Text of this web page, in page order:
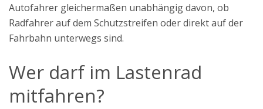
Autofahrer gleichermaßen unabhängig davon, ob
Radfahrer auf dem Schutzstreifen oder direkt auf der
Fahrbahn unterwegs sind.
Wer darf im Lastenrad
mitfahren?